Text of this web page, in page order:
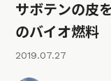
サボテンの皮
のバイオ燃料
2019.07.27